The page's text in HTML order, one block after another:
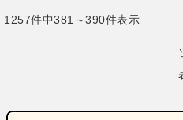
1257件中381～390件表示